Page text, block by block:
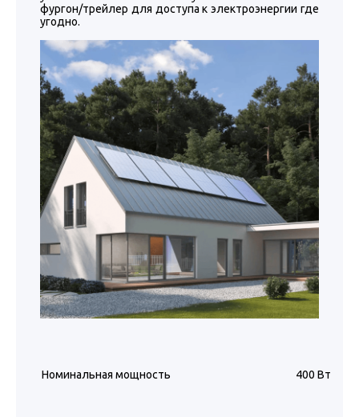
фургон/трейлер для доступа к электроэнергии где
угодно.
Номинальная мощность 400 Вт